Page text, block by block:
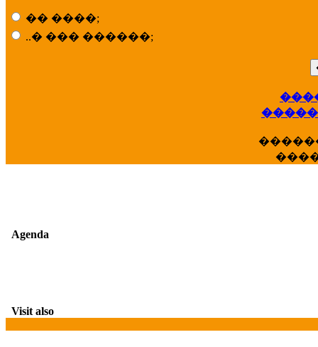
�� ����;
..� ��� ������;
Agenda
Visit also